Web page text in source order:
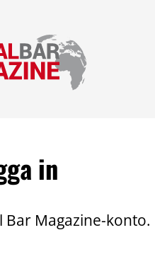
in
Bar Magazine-konto.